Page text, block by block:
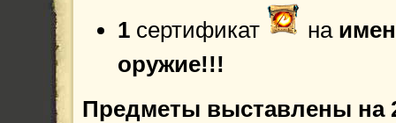
1 сертификат на
оружие!!!
Предметы выставлены на